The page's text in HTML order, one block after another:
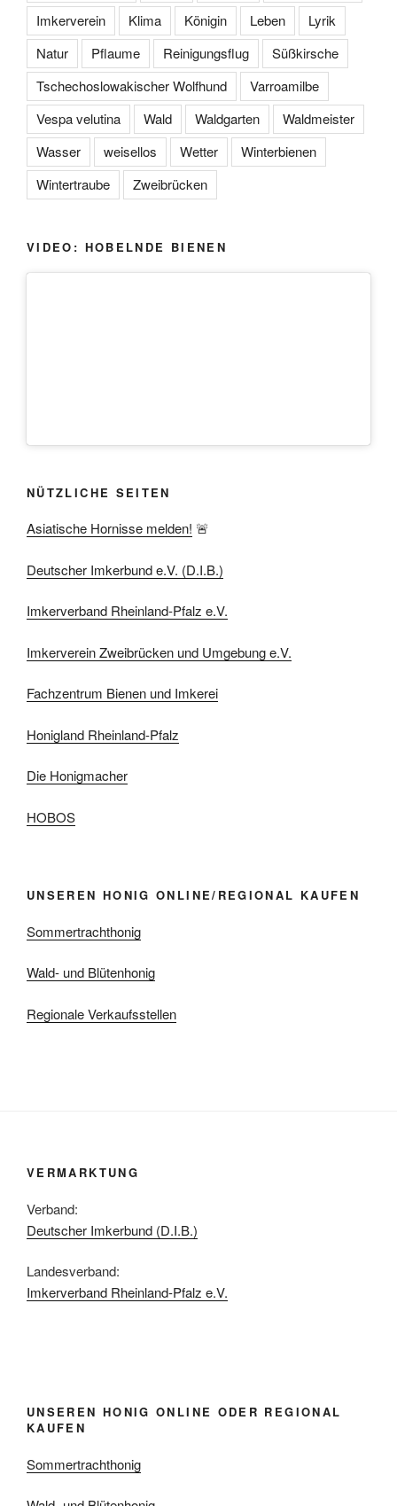
Imkerverein
Klima Königin Leben
Lyrik
Natur
Pflaume Reinigungsflug
Süßkirsche
Tschechoslowakischer Wolfhund
Varroamilbe
Vespa velutina
Wald Waldgarten
Waldmeister
Wasser
weisellos Wetter
Winterbienen
Wintertraube
Zweibrücken
VIDEO: HOBELNDE BIENEN
NÜTZLICHE SEITEN
Asiatische Hornisse melden! 🚨
Deutscher Imkerbund e.V. (D.I.B.)
Imkerverband Rheinland-Pfalz e.V.
Imkerverein Zweibrücken und Umgebung e.V.
Fachzentrum Bienen und Imkerei
Honigland Rheinland-Pfalz
Die Honigmacher
HOBOS
UNSEREN HONIG ONLINE/REGIONAL KAUFEN
Sommertrachthonig
Wald- und Blütenhonig
Regionale Verkaufsstellen
VERMARKTUNG
Verband:
Deutscher Imkerbund (D.I.B.)
Landesverband:
Imkerverband Rheinland-Pfalz e.V.
UNSEREN HONIG ONLINE ODER REGIONAL
KAUFEN
Sommertrachthonig